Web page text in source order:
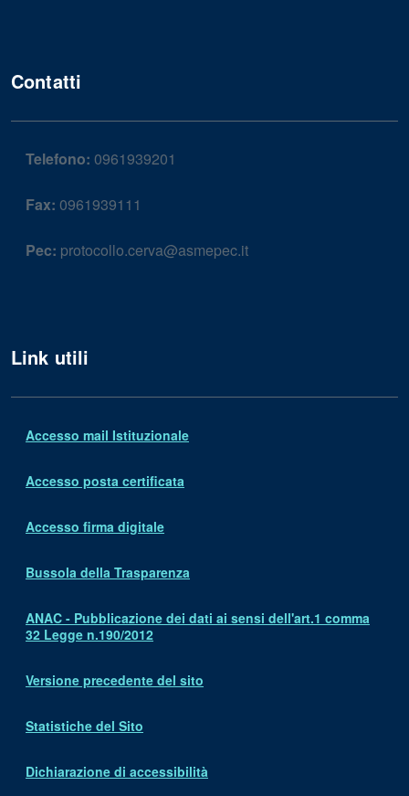
Contatti
Telefono: 0961939201
Fax: 0961939111
Pec: protocollo.cerva@asmepec.it
Link utili
Accesso mail Istituzionale
Accesso posta certificata
Accesso firma digitale
Bussola della Trasparenza
ANAC - Pubblicazione dei dati ai sensi dell'art.1 comma
32 Legge n.190/2012
Versione precedente del sito
Statistiche del Sito
Dichiarazione di accessibilità